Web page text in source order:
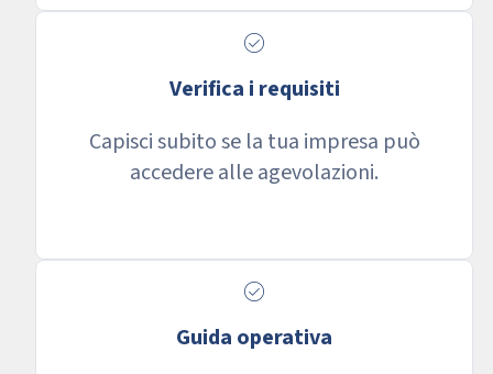
check_circle
Verifica i requisiti
Capisci subito se la tua impresa può
accedere alle agevolazioni.
check_circle
Guida operativa